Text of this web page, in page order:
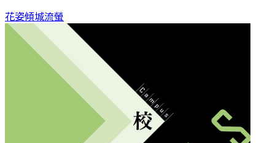
花姿傾城流螢